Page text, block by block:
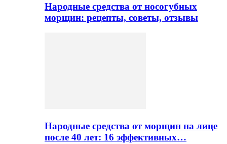
Народные средства от носогубных
морщин: рецепты, советы, отзывы
Народные средства от морщин на лице
после 40 лет: 16 эффективных…